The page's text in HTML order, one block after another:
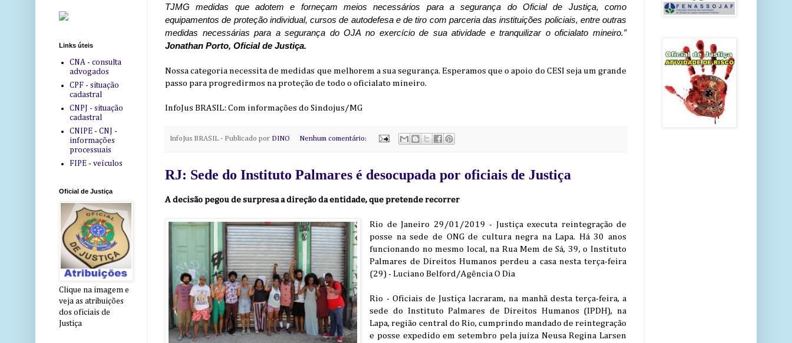
TJMG medidas que adotem e forneçam meios necessários para a segurança do Oficial de Justiça, como
equipamentos de proteção individual, cursos de autodefesa e de tiro com parceria das instituições policiais, entre outras
medidas necessárias para a segurança do OJA no exercício de sua atividade e tranquilizar o oficialato mineiro.”
Jonathan Porto, Oficial de Justiça.
Nossa categoria necessita de medidas que melhorem a sua segurança. Esperamos que o apoio do CESI seja um grande
passo para progredirmos na proteção de todo o oficialato mineiro.
InfoJus BRASIL: Com informações do Sindojus/MG
InfoJus BRASIL - Publicado por DINO Nenhum comentário:
RJ: Sede do Instituto Palmares é desocupada por oficiais de Justiça
A decisão pegou de surpresa a direção da entidade, que pretende recorrer
Rio de Janeiro 29/01/2019 - Justiça executa reintegração de
posse na sede de ONG de cultura negra na Lapa. Há 30 anos
funcionando no mesmo local, na Rua Mem de Sá, 39, o Instituto
Palmares de Direitos Humanos perdeu a casa nesta terça-feira
(29) - Luciano Belford/Agência O Dia
Rio - Oficiais de Justiça lacraram, na manhã desta terça-feira, a
sede do Instituto Palmares de Direitos Humanos (IPDH), na
Lapa, região central do Rio, cumprindo mandado de reintegração
e posse expedido em setembro pela juíza Neusa Regina Larsen
Links úteis
CNA - consulta
advogados
CPF - situação
cadastral
CNPJ - situação
cadastral
CNIPE - CNJ -
informações
processuais
FIPE - veículos
Oficial de Justiça
Clique na imagem e
veja as atribuições
dos oficiais de
Justiça